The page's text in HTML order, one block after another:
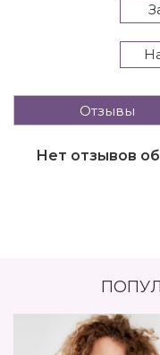
Отзывы
Нет отзывов